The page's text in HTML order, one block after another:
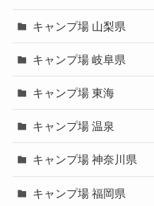
キャンプ場 山梨県
キャンプ場 岐阜県
キャンプ場 東海
キャンプ場 温泉
キャンプ場 神奈川県
キャンプ場 福岡県